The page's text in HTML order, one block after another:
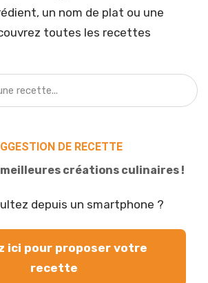
un nom de plat ou une
toutes les recettes
DE RECETTE
créations culinaires !
depuis un smartphone ?
ici pour proposer votre
recette